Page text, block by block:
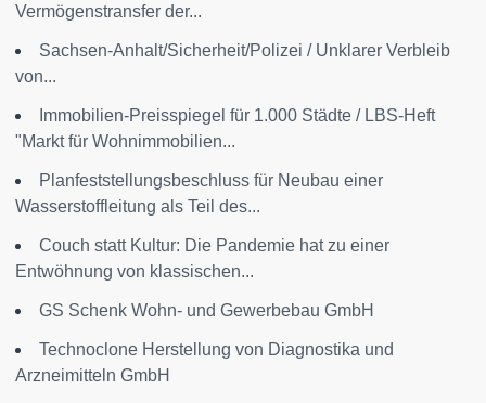
Vermögenstransfer der...
Sachsen-Anhalt/Sicherheit/Polizei / Unklarer Verbleib
von...
Immobilien-Preisspiegel für 1.000 Städte / LBS-Heft
"Markt für Wohnimmobilien...
Planfeststellungsbeschluss für Neubau einer
Wasserstoffleitung als Teil des...
Couch statt Kultur: Die Pandemie hat zu einer
Entwöhnung von klassischen...
GS Schenk Wohn- und Gewerbebau GmbH
Technoclone Herstellung von Diagnostika und
Arzneimitteln GmbH